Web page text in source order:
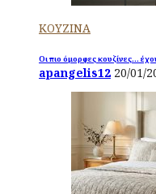
ΚΟΥΖΙΝΑ
Οι πιο όμορφες κουζίνες…
apangelis12 20/01/